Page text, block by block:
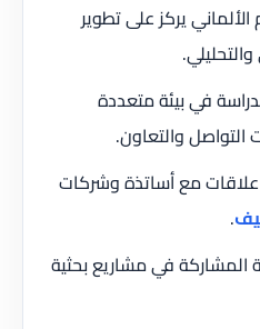
الألماني يركز على تطوير
في بيئة متعددة
التواصل والتعاون.
علاقات مع أساتذة وشركات
.
المشاركة في مشاريع بحثية